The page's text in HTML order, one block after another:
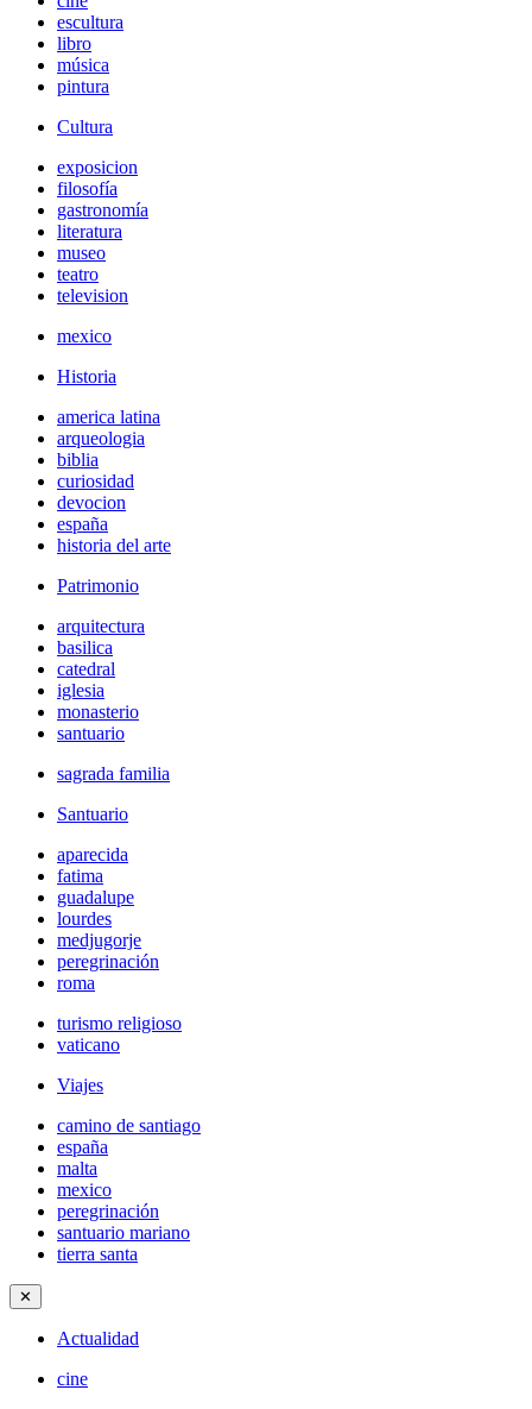
escultura
libro
música
pintura
Cultura
exposicion
filosofía
gastronomía
literatura
museo
teatro
television
mexico
Historia
america latina
arqueologia
biblia
curiosidad
devocion
españa
historia del arte
Patrimonio
arquitectura
basilica
catedral
iglesia
monasterio
santuario
sagrada familia
Santuario
aparecida
fatima
guadalupe
lourdes
medjugorje
peregrinación
roma
turismo religioso
vaticano
Viajes
camino de santiago
españa
malta
mexico
peregrinación
santuario mariano
tierra santa
✕
Actualidad
cine